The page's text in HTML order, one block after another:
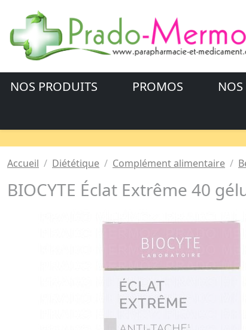
NOS PRODUITS PROMOS
Accueil Diététique Complément alimentaire
BIOCYTE Éclat Extrême 40